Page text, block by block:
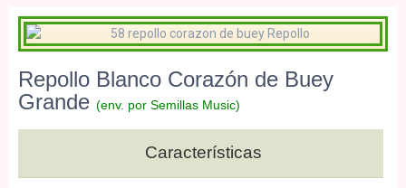
Repollo Blanco Corazón de Buey
Grande (env. por Semillas Music)
Características